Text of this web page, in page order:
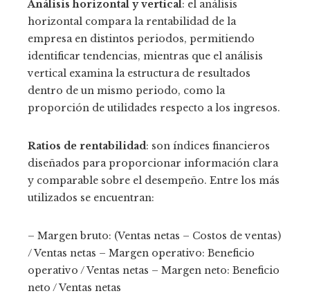
Análisis horizontal y vertical: el análisis
horizontal compara la rentabilidad de la
empresa en distintos periodos, permitiendo
identificar tendencias, mientras que el análisis
vertical examina la estructura de resultados
dentro de un mismo periodo, como la
proporción de utilidades respecto a los ingresos.
Ratios de rentabilidad : son índices financieros
diseñados para proporcionar información clara
y comparable sobre el desempeño. Entre los más
utilizados se encuentran:
– Margen bruto: (Ventas netas – Costos de ventas)
/ Ventas netas – Margen operativo: Beneficio
operativo / Ventas netas – Margen neto: Beneficio
neto / Ventas netas